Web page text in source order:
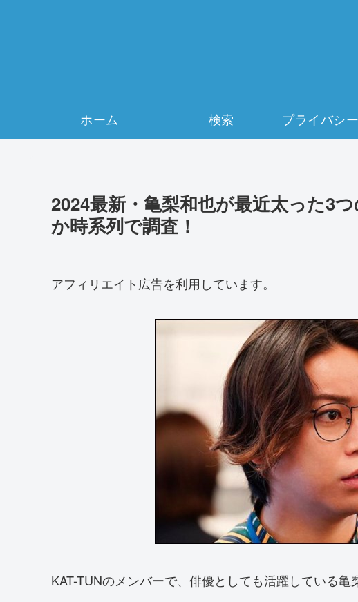
ホーム 検索
2024最新・亀梨和也が最近太った3
か時系列で調査！
アフィリエイト広告を利用しています。
KAT-TUNのメンバーで、俳優としても活躍している亀